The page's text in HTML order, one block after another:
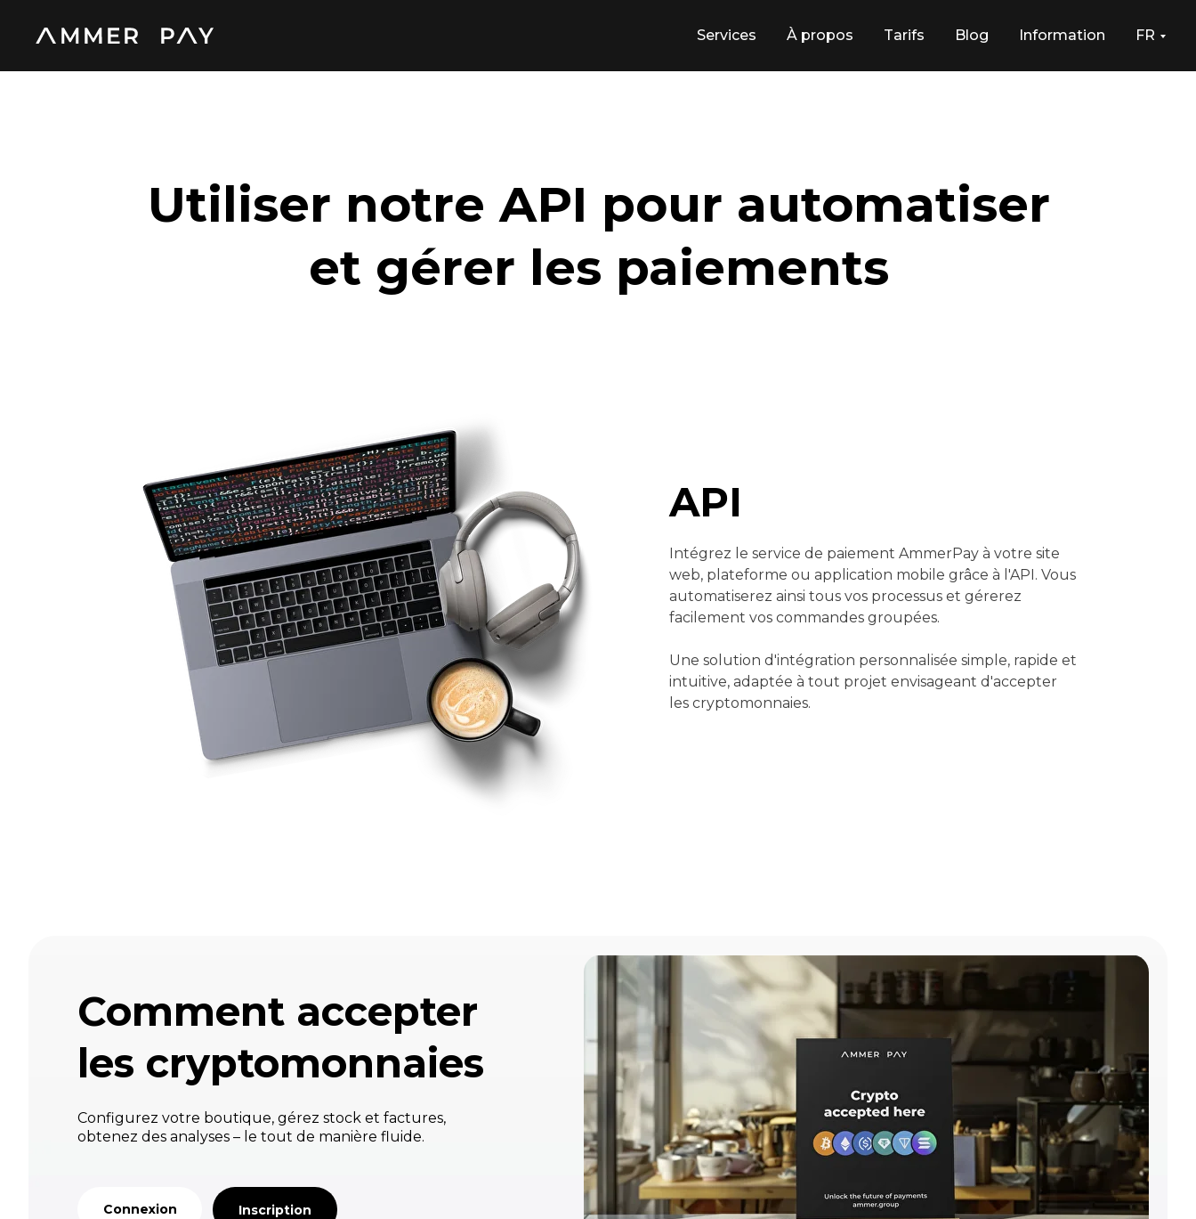
Services À propos Tarifs Blog Information FR
Utiliser notre API pour automatiser
et gérer les paiements
API
Intégrez le service de paiement AmmerPay à votre site
web, plateforme ou application mobile grâce à l'API. Vous
automatiserez ainsi tous vos processus et gérerez
facilement vos commandes groupées.
Une solution d'intégration personnalisée simple, rapide et
intuitive, adaptée à tout projet envisageant d'accepter
les cryptomonnaies.
Inscription
Configurez votre boutique, gérez stock et factures,
obtenez des analyses – le tout de manière fluide.
Comment accepter
les cryptomonnaies
Connexion